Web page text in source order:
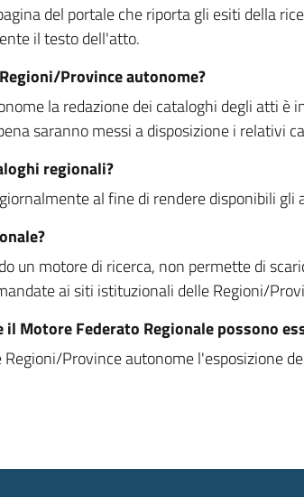
del portale che riporta gli esiti della
il testo dell'atto.
Province autonome?
la redazione dei cataloghi degli atti
saranno messi a disposizione i relativi
regionali?
al fine di rendere disponibili
un motore di ricerca, non permette di
ai siti istituzionali delle Regioni/
Motore Federato Regionale possono
Province autonome l'esposizione